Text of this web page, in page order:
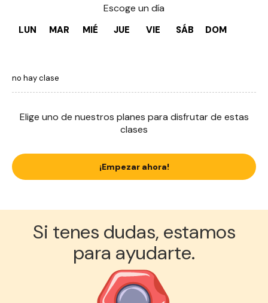
Escoge un día
LUN MAR MIÉ JUE VIE SÁB DOM
no hay clase
Elige uno de nuestros planes para disfrutar de estas
clases
¡Empezar ahora!
Si tenes dudas, estamos
para ayudarte.